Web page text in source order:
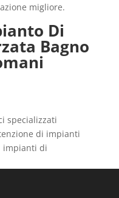
migliore.
Di
Bagno
specializzati
di impianti
impianti di